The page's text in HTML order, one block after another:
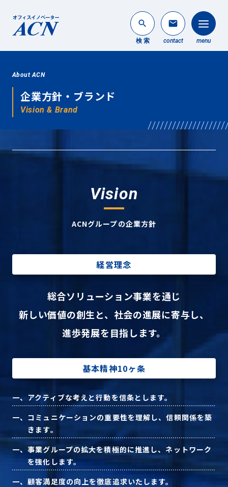
search
検 索
mail
contact menu
法人のお客様
個人のお客様
採用情報
person お客様専用サイト
お問い合わせ
公式SNS
About ACN
企業方針・ブランド
Vision & Brand
Vision
ACNグループの企業方針
経営理念
総合ソリューション事業を通じ
新しい価値の創生と、 社会の進展に寄与し、
進歩発展を目指します。
基本精神10ヶ条
一、アクティブな考えと行動を信条とします。
一、 コミュニケーションの重要性を理解し、信頼関係を築
きます。
一、事業グループの拡大を積極的に推進し、ネットワーク
を強化します。
一、顧客満足度の向上を徹底追求いたします。